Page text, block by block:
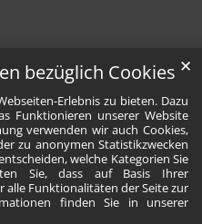
bezüglich Cookies
Erlebnis zu bieten. Dazu
Funktionieren unserer Website
verwenden wir auch Cookies,
zu anonymen Statistikzwecken
welche Kategorien Sie
Sie, dass auf Basis Ihrer
alle Funktionalitäten der Seite zur
finden Sie in unserer
✕